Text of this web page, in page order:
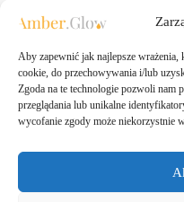
Aby zapewnić jak najlepsze
cookie, do przechowywania i/lub
Zgoda na te technologie pozwoli nam
przeglądania lub unikalne
wycofanie zgody może niekorzystnie
Polityka
ul. Taborowa 10,
NIP: 583-